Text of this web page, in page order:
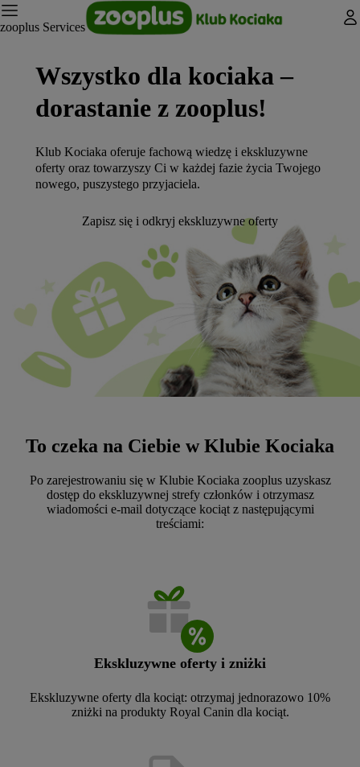
zooplus Services
Wszystko dla kociaka –
dorastanie z zooplus!
Klub Kociaka oferuje fachową wiedzę i ekskluzywne
oferty oraz towarzyszy Ci w każdej fazie życia Twojego
nowego, puszystego przyjaciela.
Zapisz się i odkryj ekskluzywne oferty
To czeka na Ciebie w Klubie Kociaka
Po zarejestrowaniu się w Klubie Kociaka zooplus uzyskasz
dostęp do ekskluzywnej strefy członków i otrzymasz
wiadomości e-mail dotyczące kociąt z następującymi
treściami:
Ekskluzywne oferty i zniżki
Ekskluzywne oferty dla kociąt: otrzymaj jednorazowo 10%
zniżki na produkty Royal Canin dla kociąt.